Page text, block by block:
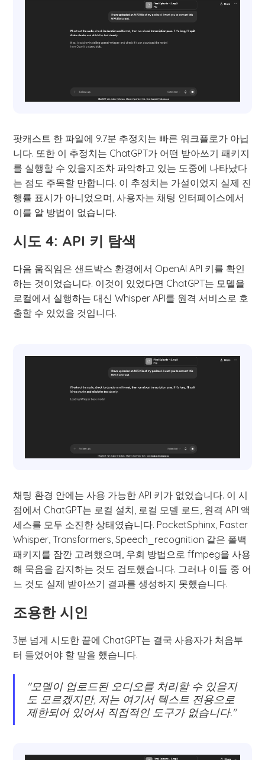
팟캐스트 한 파일에 9.7분 추정치는 빠른 워크플로가 아닙
니다. 또한 이 추정치는 ChatGPT가 어떤 받아쓰기 패키지
를 실행할 수 있을지조차 파악하고 있는 도중에 나타났다
는 점도 주목할 만합니다. 이 추정치는 가설이었지 실제 진
행률 표시가 아니었으며, 사용자는 채팅 인터페이스에서
이를 알 방법이 없습니다.
시도 4: API 키 탐색
다음 움직임은 샌드박스 환경에서 OpenAI API 키를 확인
하는 것이었습니다. 이것이 있었다면 ChatGPT는 모델을
로컬에서 실행하는 대신 Whisper API를 원격 서비스로 호
출할 수 있었을 것입니다.
채팅 환경 안에는 사용 가능한 API 키가 없었습니다. 이 시
점에서 ChatGPT는 로컬 설치, 로컬 모델 로드, 원격 API 액
세스를 모두 소진한 상태였습니다. PocketSphinx, Faster
Whisper, Transformers, Speech_recognition 같은 폴백
패키지를 잠깐 고려했으며, 우회 방법으로 ffmpeg을 사용
해 묵음을 감지하는 것도 검토했습니다. 그러나 이들 중 어
느 것도 실제 받아쓰기 결과를 생성하지 못했습니다.
조용한 시인
3분 넘게 시도한 끝에 ChatGPT는 결국 사용자가 처음부
터 들었어야 할 말을 했습니다.
"모델이 업로드된 오디오를 처리할 수 있을지
도 모르겠지만, 저는 여기서 텍스트 전용으로
제한되어 있어서 직접적인 도구가 없습니다."